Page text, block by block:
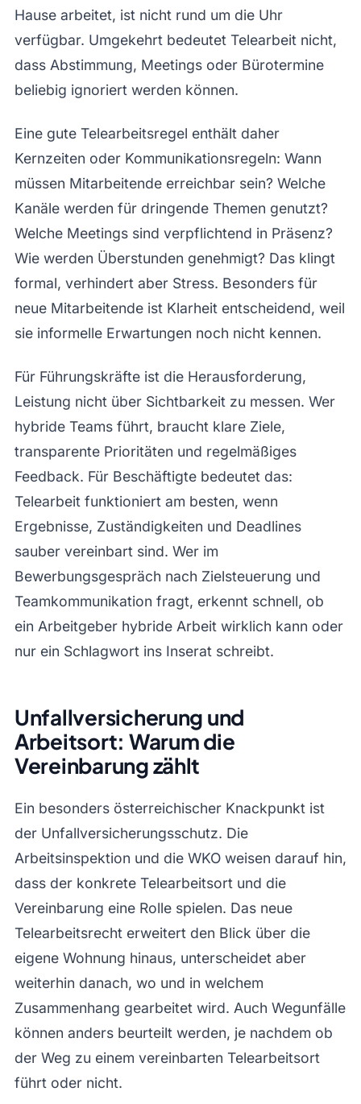
Hause arbeitet, ist nicht rund um die Uhr
verfügbar. Umgekehrt bedeutet Telearbeit nicht,
dass Abstimmung, Meetings oder Bürotermine
beliebig ignoriert werden können.
Eine gute Telearbeitsregel enthält daher
Kernzeiten oder Kommunikationsregeln: Wann
müssen Mitarbeitende erreichbar sein? Welche
Kanäle werden für dringende Themen genutzt?
Welche Meetings sind verpflichtend in Präsenz?
Wie werden Überstunden genehmigt? Das klingt
formal, verhindert aber Stress. Besonders für
neue Mitarbeitende ist Klarheit entscheidend, weil
sie informelle Erwartungen noch nicht kennen.
Für Führungskräfte ist die Herausforderung,
Leistung nicht über Sichtbarkeit zu messen. Wer
hybride Teams führt, braucht klare Ziele,
transparente Prioritäten und regelmäßiges
Feedback. Für Beschäftigte bedeutet das:
Telearbeit funktioniert am besten, wenn
Ergebnisse, Zuständigkeiten und Deadlines
sauber vereinbart sind. Wer im
Bewerbungsgespräch nach Zielsteuerung und
Teamkommunikation fragt, erkennt schnell, ob
ein Arbeitgeber hybride Arbeit wirklich kann oder
nur ein Schlagwort ins Inserat schreibt.
Unfallversicherung und
Arbeitsort: Warum die
Vereinbarung zählt
Ein besonders österreichischer Knackpunkt ist
der Unfallversicherungsschutz. Die
Arbeitsinspektion und die WKO weisen darauf hin,
dass der konkrete Telearbeitsort und die
Vereinbarung eine Rolle spielen. Das neue
Telearbeitsrecht erweitert den Blick über die
eigene Wohnung hinaus, unterscheidet aber
weiterhin danach, wo und in welchem
Zusammenhang gearbeitet wird. Auch Wegunfälle
können anders beurteilt werden, je nachdem ob
der Weg zu einem vereinbarten Telearbeitsort
führt oder nicht.